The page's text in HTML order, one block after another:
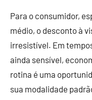
Para o consumidor,
médio, o desconto à
irresistível. Em
ainda sensível,
rotina é uma
sua modalidade